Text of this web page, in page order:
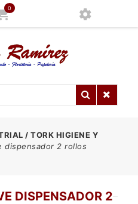
0
/TORK HIGIENE Y
dispensador 2 rollos
DISPENSADOR 2